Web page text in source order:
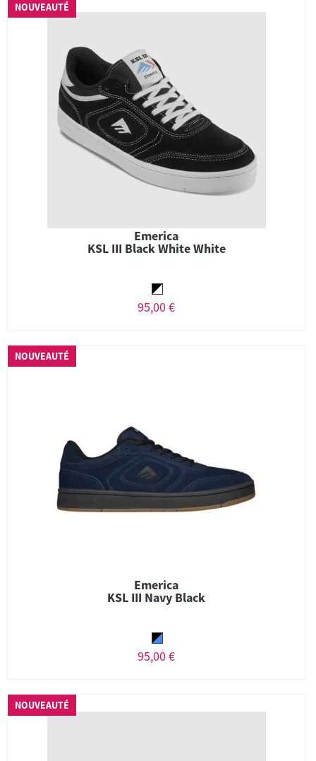
NOUVEAUTÉ
Emerica
KSL III Black White White
95,00 €
NOUVEAUTÉ
Emerica
KSL III Navy Black
95,00 €
NOUVEAUTÉ